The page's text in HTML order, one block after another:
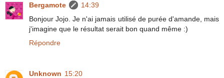
Bergamote
14:39
Bonjour Jojo. Je n'ai jamais utilisé de purée d'amande, mais
j'imagine que le résultat serait bon quand même :)
Répondre
Unknown 15:20